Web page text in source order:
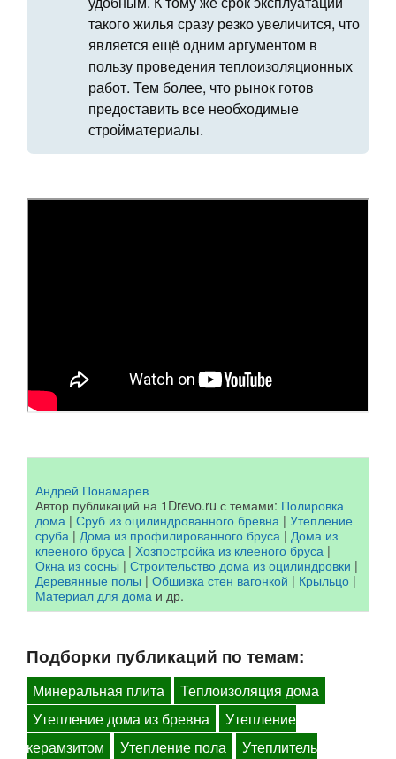
такого жилья сразу резко увеличится, что
является ещё одним аргументом в
пользу проведения теплоизоляционных
работ. Тем более, что рынок готов
предоставить все необходимые
стройматериалы.
Андрей Понамарев
Автор публикаций на 1Drevo.ru с темами: Полировка
дома | Сруб из оцилиндрованного бревна | Утепление
сруба | Дома из профилированного бруса | Дома из
клееного бруса | Хозпостройка из клееного бруса |
Окна из сосны | Строительство дома из оцилиндровки |
Деревянные полы | Обшивка стен вагонкой | Крыльцо |
Материал для дома и др.
Подборки публикаций по темам:
Минеральная плита
Теплоизоляция дома
Утепление дома из бревна
Утепление
керамзитом
Утепление пола
Утеплитель